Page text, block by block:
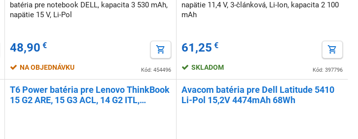
batéria pre notebook DELL, kapacita 3 530 mAh,
napätie 15 V, Li-Pol
48,90 €
Kód: 454496
NA OBJEDNÁVKU
napätie 11,4 V, 3-článková, Li-Ion, kapacita 2 100
mAh
61,25 €
Kód: 397796
SKLADOM
T6 Power batéria pre Lenovo ThinkBook
15 G2 ARE, 15 G3 ACL, 14 G2 ITL,
Avacom batéria pre Dell Latitude 5410
Li-Pol 15,2V 4474mAh 68Wh